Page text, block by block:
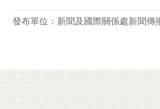
發布單位：新聞及國際關係處新聞傳